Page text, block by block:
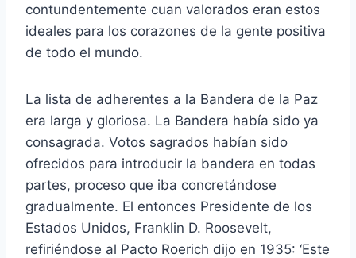
contundentemente cuan valorados eran estos
ideales para los corazones de la gente positiva
de todo el mundo.
La lista de adherentes a la Bandera de la Paz
era larga y gloriosa. La Bandera había sido ya
consagrada. Votos sagrados habían sido
ofrecidos para introducir la bandera en todas
partes, proceso que iba concretándose
gradualmente. El entonces Presidente de los
Estados Unidos, Franklin D. Roosevelt,
refiriéndose al Pacto Roerich dijo en 1935: ‘Este